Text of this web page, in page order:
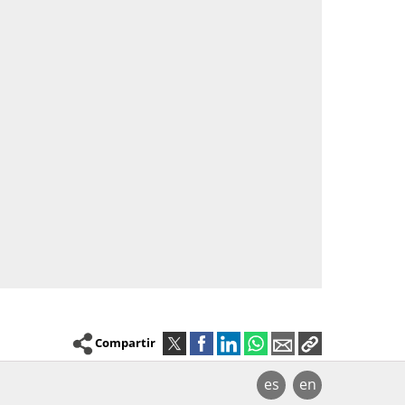
Compartir
es en